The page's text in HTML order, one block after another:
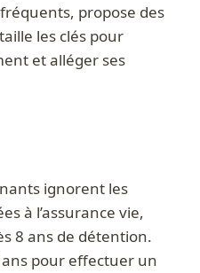
propose des
les clés pour
et alléger ses
ignorent les
à l’assurance vie,
8 ans de détention.
pour effectuer un